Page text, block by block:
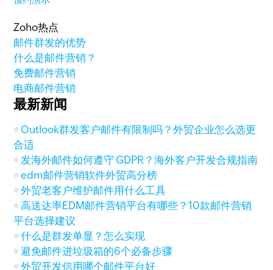
Zoho热点
邮件群发的优势
什么是邮件营销？
免费邮件营销
电商邮件营销
最新新闻
Outlook群发客户邮件有限制吗？外贸企业怎么选更
合适
发海外邮件如何遵守 GDPR？海外客户开发合规指南
edm邮件营销软件外贸高分榜
外贸老客户维护邮件用什么工具
高送达率EDM邮件营销平台有哪些？10款邮件营销
平台选择建议
什么是群发单显？怎么实现
避免邮件进垃圾箱的6个必备步骤
外贸开发信用哪个邮件平台好